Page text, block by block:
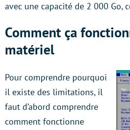
avec une capacité de 2 000 Go,
Comment ça
matériel
Pour comprendre pourquoi
il existe des limitations, il
faut d’abord comprendre
comment fonctionne